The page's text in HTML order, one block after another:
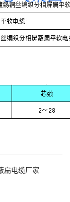
扁电缆厂家